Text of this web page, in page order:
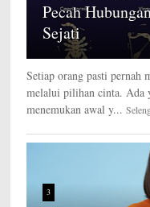
Pecah
Sejati
Setiap orang pasti pernah
melalui pilihan cinta. Ada
menemukan awal y...
3